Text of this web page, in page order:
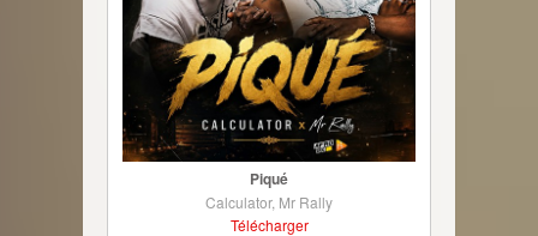
Piqué
Calculator, Mr Rally
Télécharger